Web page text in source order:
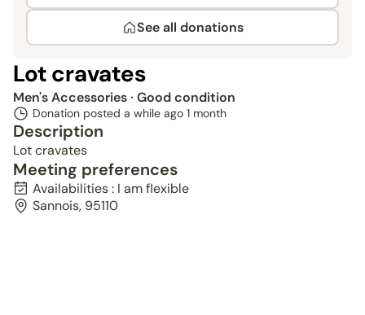
See all donations
Lot cravates
Men's Accessories· Good condition
Donation posted a while ago 1 month
Description
Lot cravates
Meeting preferences
Availabilities : I am flexible
Sannois, 95110